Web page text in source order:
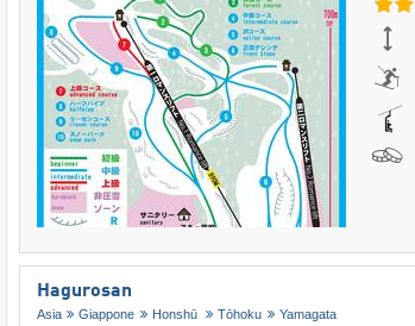
Hagurosan
Asia Giappone Honshū Tōhoku Yamagata